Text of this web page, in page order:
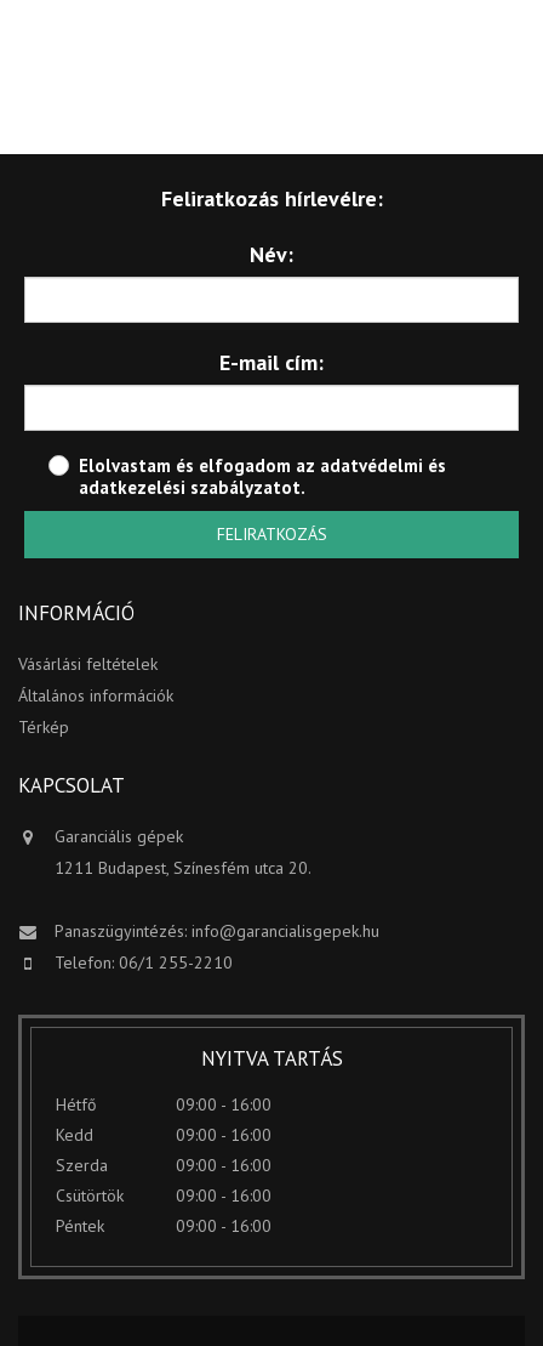
Feliratkozás hírlevélre:
Név:
E-mail cím:
Elolvastam és elfogadom az adatvédelmi és
adatkezelési szabályzatot.
FELIRATKOZÁS
INFORMÁCIÓ
Vásárlási feltételek
Általános információk
Térkép
KAPCSOLAT
Garanciális gépek
1211 Budapest, Színesfém utca 20.
Panaszügyintézés: info@garancialisgepek.hu
Telefon: 06/1 255-2210
NYITVA TARTÁS
Hétfő
09:00 - 16:00
Kedd
09:00 - 16:00
Szerda
09:00 - 16:00
Csütörtök
09:00 - 16:00
Péntek
09:00 - 16:00